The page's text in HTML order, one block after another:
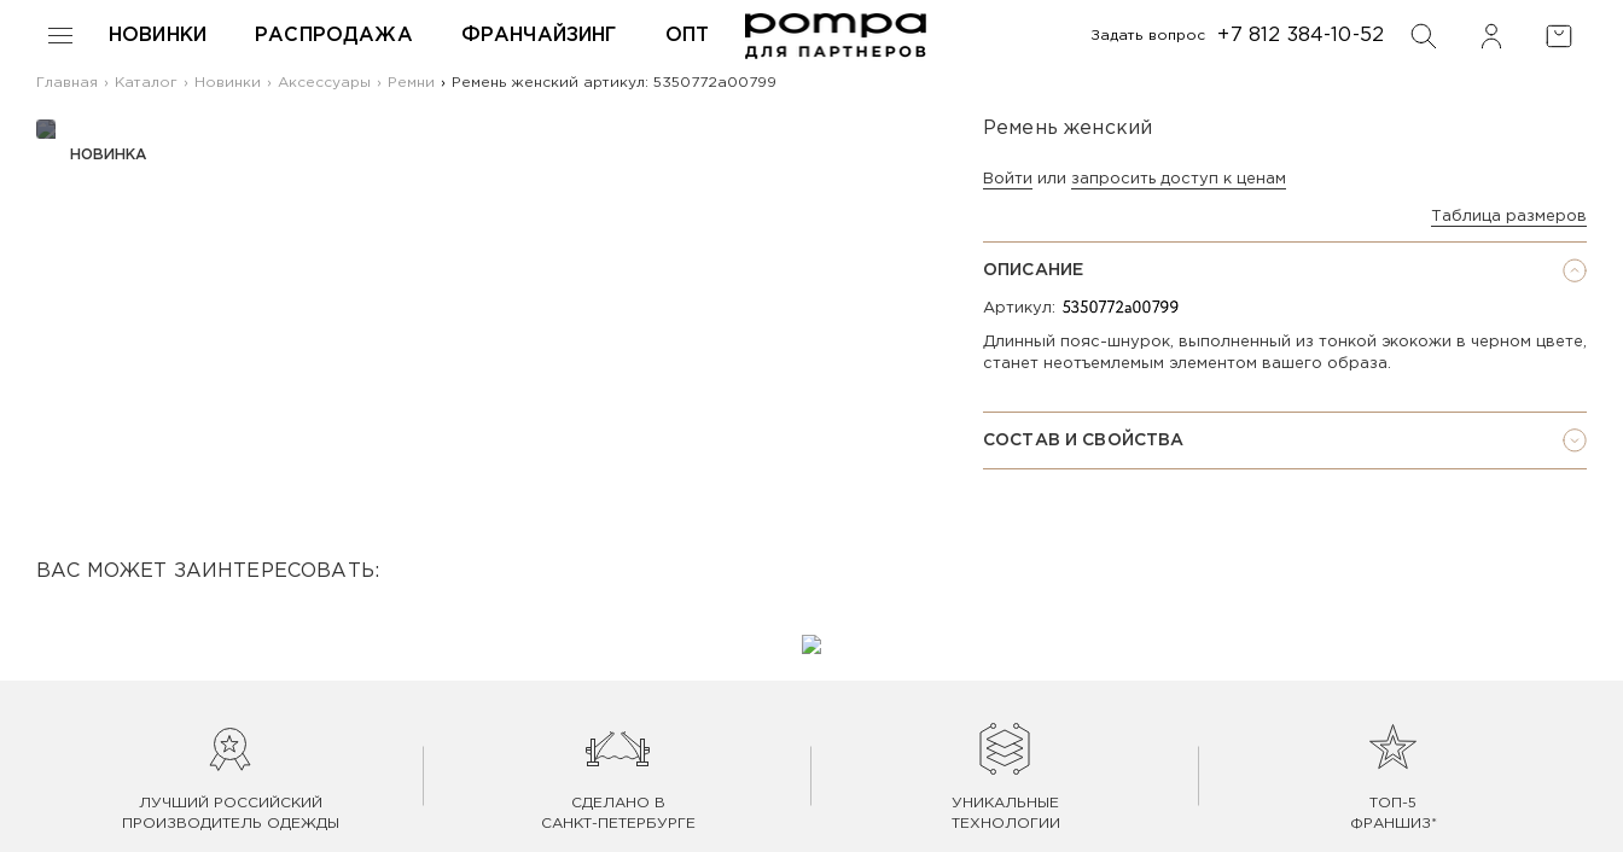
НОВИНКИ РАСПРОДАЖА ФРАНЧАЙЗИНГ ОПТ Задать вопрос +7 812 384-10-52 ФИЛЬТР
ПОИСК
Главная Каталог Новинки Аксессуары Ремни Ремень женский артикул: 5350772a00799
НОВИНКА
Ремень женский
Войти или запросить доступ к ценам
Таблица размеров
ОПИСАНИЕ
Артикул:
Длинный пояс-шнурок, выполненный из тонкой экокожи в черном цвете,
станет неотъемлемым элементом вашего образа.
СОСТАВ И СВОЙСТВА
ВАС МОЖЕТ ЗАИНТЕРЕСОВАТЬ:
ЛУЧШИЙ РОССИЙСКИЙ
ПРОИЗВОДИТЕЛЬ ОДЕЖДЫ
СДЕЛАНО В
САНКТ-ПЕТЕРБУРГЕ
УНИКАЛЬНЫЕ
ТЕХНОЛОГИИ
ТОП-5
ФРАНШИЗ*